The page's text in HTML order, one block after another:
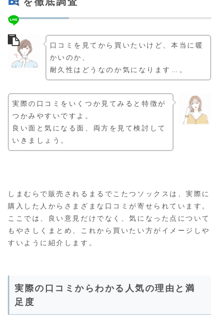
口コミを見てから買いたいけど、本当に暖
かいのか、
耐久性はどうなのか気になります…。
実際の口コミをいくつか見てみると特徴が
つかみやすいですよ。
良い面と気になる面、両方を見て検討して
いきましょう。
しまむらで販売されるまるでこたつソックスは、実際に
購入した人からさまざまな口コミが寄せられています。
ここでは、良い意見だけでなく、気になった点について
もやさしくまとめ、これから買いたい方がイメージしや
すいように紹介します。
実際の口コミからわかる人気の理由と満
足度